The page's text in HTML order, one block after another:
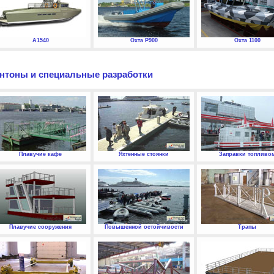
А1540 Охта P900 Охта 1100
и специальные разработки
Плавучие кафе Яхтенные стоянки Заправки
Плавучие сооружения Повышенной остойчивости Трапы